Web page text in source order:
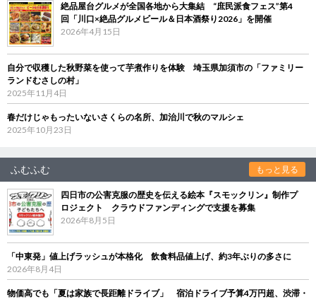
絶品屋台グルメが全国各地から大集結 “庶民派食フェス”第4
回「川口×絶品グルメビール＆日本酒祭り2026」を開催
2026年4月15日
自分で収穫した秋野菜を使って芋煮作りを体験 埼玉県加須市の「ファミリー
ランドむさしの村」
2025年11月4日
春だけじゃもったいないさくらの名所、加治川で秋のマルシェ
2025年10月23日
ふむふむ もっと見る
四日市の公害克服の歴史を伝える絵本『スモックリン』制作プ
ロジェクト クラウドファンディングで支援を募集
2026年8月5日
「中東発」値上げラッシュが本格化 飲食料品値上げ、約3年ぶりの多さに
2026年8月4日
物価高でも「夏は家族で長距離ドライブ」 宿泊ドライブ予算4万円超、渋滞・